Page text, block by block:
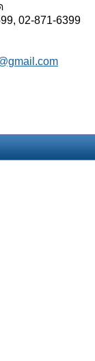
02-871-6399